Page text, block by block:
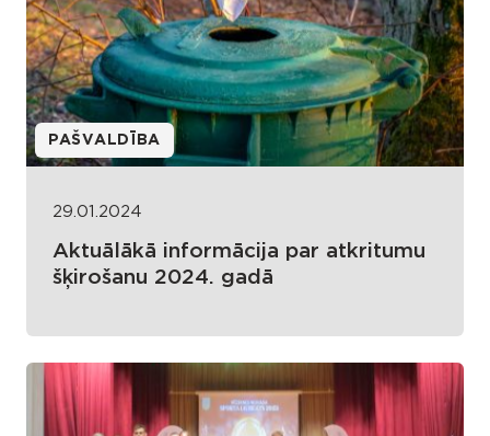
PAŠVALDĪBA
29.01.2024
Aktuālākā informācija par atkritumu
šķirošanu 2024. gadā